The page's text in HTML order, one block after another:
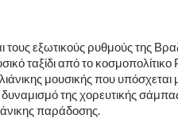
τους εξωτικούς ρυθμούς της
ταξίδι από το κοσμοπολίτικο
μουσικής που
της χορευτικής
παράδοσης.